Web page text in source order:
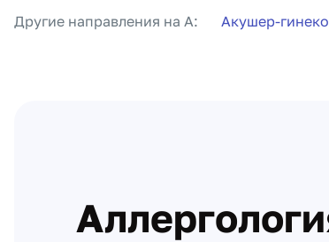
Другие направления на А: Акушер-